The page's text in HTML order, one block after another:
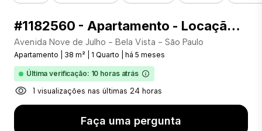
#1182560 - Apartamento - Locação com 38.00 m² , 1 Quarto(s), por R$ 2.780
Avenida Nove de Julho - Bela Vista - São Paulo
Apartamento 38 m² 1 Quarto há 5 meses
Última verificação: 10 horas atrás
1 visualizações nas últimas 24 horas
Faça uma pergunta